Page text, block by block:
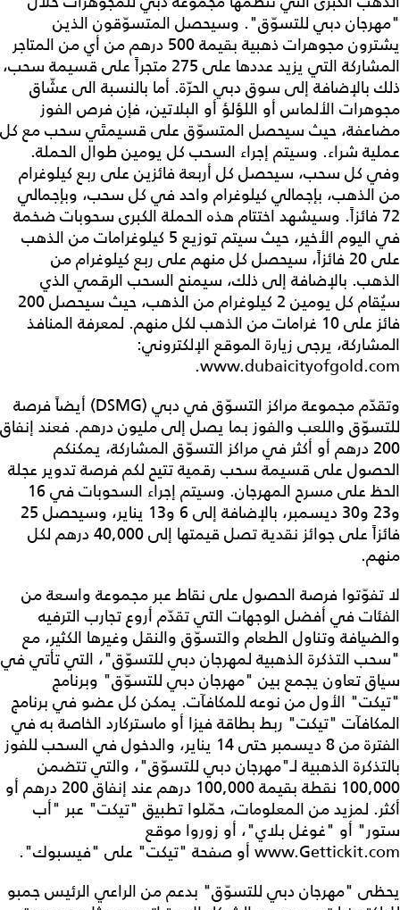
"مهرجان دبي للتسوّق". وسيحصل المتسوّقون الذين
يشترون مجوهرات ذهبية بقيمة 500 درهم من أي من المتاجر
المشاركة التي يزيد عددها على 275 متجراً على قسيمة سحب،
ذلك بالإضافة إلى سوق دبي الحرّة. أما بالنسبة الى عشّاق
مجوهرات الألماس أو اللؤلؤ أو البلاتين، فإن فرص الفوز
مضاعفة، حيث سيحصل المتسوّق على قسيمتَي سحب مع كل
عملية شراء. وسيتم إجراء السحب كل يومين طوال الحملة.
وفي كل سحب، سيحصل كل أربعة فائزين على ربع كيلوغرام
من الذهب، بإجمالي كيلوغرام واحد في كل سحب، وبإجمالي
72 فائزاً. وسيشهد اختتام هذه الحملة الكبرى سحوبات ضخمة
في اليوم الأخير، حيث سيتم توزيع 5 كيلوغرامات من الذهب
على 20 فائزاً، سيحصل كل منهم على ربع كيلوغرام من
الذهب. بالإضافة إلى ذلك، سيمنح السحب الرقمي الذي
سيُقام كل يومين 2 كيلوغرام من الذهب، حيث سيحصل 200
فائز على 10 غرامات من الذهب لكل منهم. لمعرفة المنافذ
المشاركة، يرجى زيارة الموقع الإلكتروني:
www.dubaicityofgold.com.
وتقدّم مجموعة مراكز التسوّق في دبي (DSMG) أيضاً فرصة
للتسوّق واللعب والفوز بما يصل إلى مليون درهم. فعند إنفاق
200 درهم أو أكثر في مراكز التسوّق المشاركة، يمكنكم
الحصول على قسيمة سحب رقمية تتيح لكم فرصة تدوير عجلة
الحظ على مسرح المهرجان. وسيتم إجراء السحوبات في 16
و23 و30 ديسمبر، بالإضافة إلى 6 و13 يناير، وسيحصل 25
فائزاً على جوائز نقدية تصل قيمتها إلى 40,000 درهم لكل
منهم.
لا تفوّتوا فرصة الحصول على نقاط عبر مجموعة واسعة من
الفئات في أفضل الوجهات التي تقدّم أروع تجارب الترفيه
والضيافة وتناول الطعام والتسوّق والنقل وغيرها الكثير، مع
"سحب التذكرة الذهبية لمهرجان دبي للتسوّق"، التي تأتي في
سياق تعاون يجمع بين "مهرجان دبي للتسوّق" وبرنامج
"تيكت" الأول من نوعه للمكافآت. يمكن كل عضو في برنامج
المكافآت "تيكت" ربط بطاقة فيزا أو ماستركارد الخاصة به في
الفترة من 8 ديسمبر حتى 14 يناير، والدخول في السحب للفوز
بالتذكرة الذهبية لـ"مهرجان دبي للتسوّق"، والتي تتضمن
100,000 نقطة بقيمة 100,000 درهم عند إنفاق 200 درهم أو
أكثر. لمزيد من المعلومات، حمّلوا تطبيق "تيكت" عبر "أب
ستور" أو "غوغل بلاي"، أو زوروا موقع
www.Gettickit.com أو صفحة "تيكت" على "فيسبوك".
يحظى "مهرجان دبي للتسوّق" بدعم من الراعي الرئيس جمبو